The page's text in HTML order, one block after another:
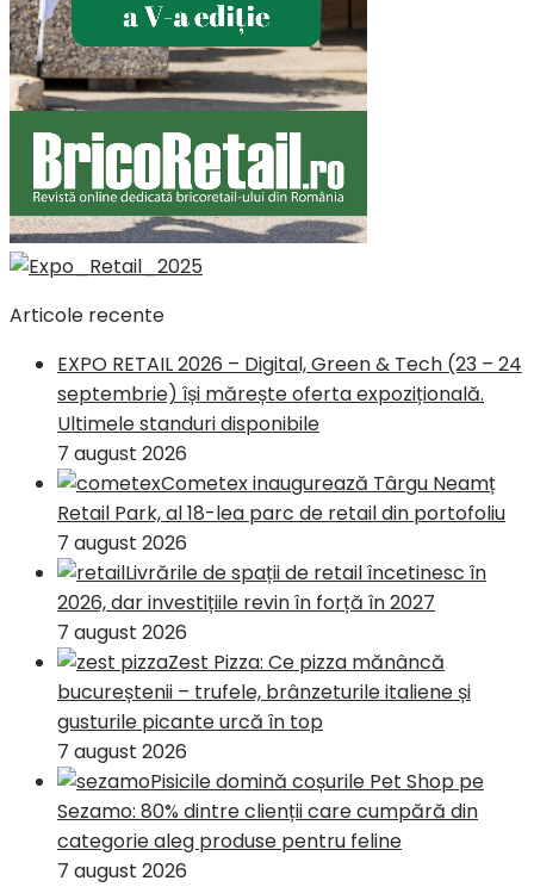
Articole recente
EXPO RETAIL 2026 – Digital, Green & Tech (23 – 24
septembrie) își mărește oferta expozițională.
Ultimele standuri disponibile
7 august 2026
Cometex inaugurează Târgu Neamț
Retail Park, al 18-lea parc de retail din portofoliu
7 august 2026
Livrările de spații de retail încetinesc în
2026, dar investițiile revin în forță în 2027
7 august 2026
Zest Pizza: Ce pizza mănâncă
bucureștenii – trufele, brânzeturile italiene și
gusturile picante urcă în top
7 august 2026
Pisicile domină coșurile Pet Shop pe
Sezamo: 80% dintre clienții care cumpără din
categorie aleg produse pentru feline
7 august 2026